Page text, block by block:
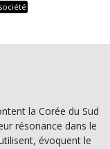
société
la Corée du Sud
résonance dans le
évoquent le